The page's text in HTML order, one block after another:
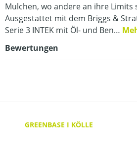
Mulchen, wo andere an ihre Limits
Ausgestattet mit dem Briggs &
Serie 3 INTEK mit Öl- und Ben…
Bewertungen
GREENBASE I KÖLLE